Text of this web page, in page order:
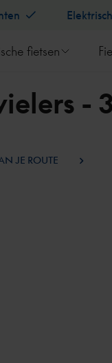
fietsen
-
JE ROUTE